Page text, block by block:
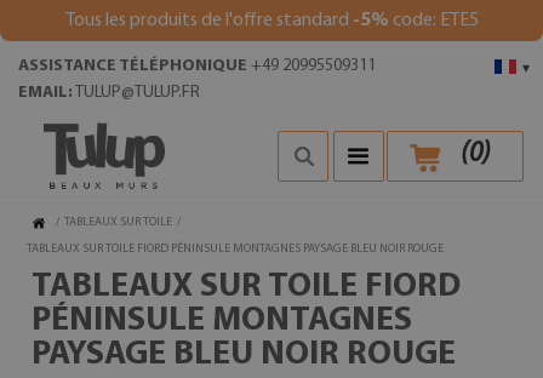
Tous les produits de l'offre standard -5% code: ETE5
▾
ASSISTANCE TÉLÉPHONIQUE +49 20995509311
EMAIL: TULUP@TULUP.FR
(0)
/ TABLEAUX SUR TOILE /
TABLEAUX SUR TOILE FIORD PÉNINSULE MONTAGNES PAYSAGE BLEU NOIR ROUGE
TABLEAUX SUR TOILE FIORD
PÉNINSULE MONTAGNES
PAYSAGE BLEU NOIR ROUGE